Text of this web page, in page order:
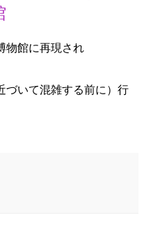
物館に再現され
づいて混雑する前に）行